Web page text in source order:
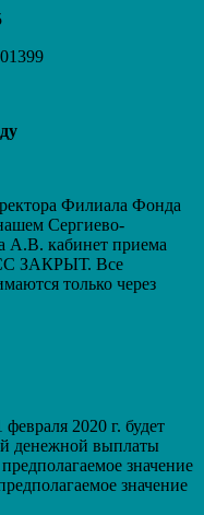
Филиала Фонда
Сергиево-
А.В. кабинет приема
ЗАКРЫТ. Вcе
только через
2020 г. будет
денежной выплаты
значение
значение